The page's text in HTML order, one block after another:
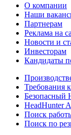
О компании
Наши
Партнерам
Реклама на
Новости и
Инвесторам
Кандидаты
Требования
Безопасный
HeadHunter
Поиск
Поиск по